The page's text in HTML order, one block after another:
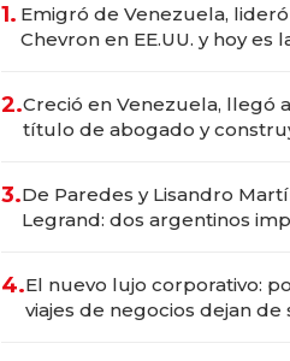
1. Emigró de Venezuela,
Chevron en EE.UU. y hoy es
2.Creció en Venezuela, llegó
título de abogado y
3.De Paredes y Lisandro
Legrand: dos argentinos
4.El nuevo lujo corporativo:
viajes de negocios dejan